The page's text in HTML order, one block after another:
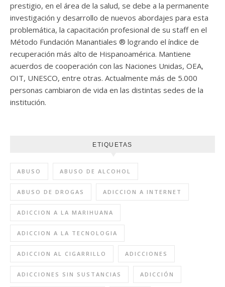
prestigio, en el área de la salud, se debe a la permanente
investigación y desarrollo de nuevos abordajes para esta
problemática, la capacitación profesional de su staff en el
Método Fundación Manantiales ® logrando el índice de
recuperación más alto de Hispanoamérica. Mantiene
acuerdos de cooperación con las Naciones Unidas, OEA,
OIT, UNESCO, entre otras. Actualmente más de 5.000
personas cambiaron de vida en las distintas sedes de la
institución.
ETIQUETAS
ABUSO ABUSO DE ALCOHOL
ABUSO DE DROGAS ADICCION A INTERNET
ADICCION A LA MARIHUANA
ADICCION A LA TECNOLOGIA
ADICCION AL CIGARRILLO ADICCIONES
ADICCIONES SIN SUSTANCIAS ADICCIÓN